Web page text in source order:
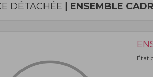
DÉTACHÉE | ENSEMBLE
État